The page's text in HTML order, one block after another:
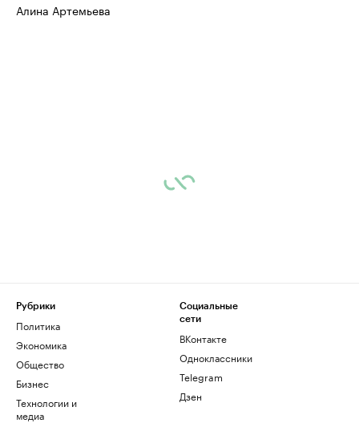
Алина Артемьева
Рубрики
Политика
Экономика
Общество
Бизнес
Технологии и
медиа
Социальные
сети
ВКонтакте
Одноклассники
Telegram
Дзен